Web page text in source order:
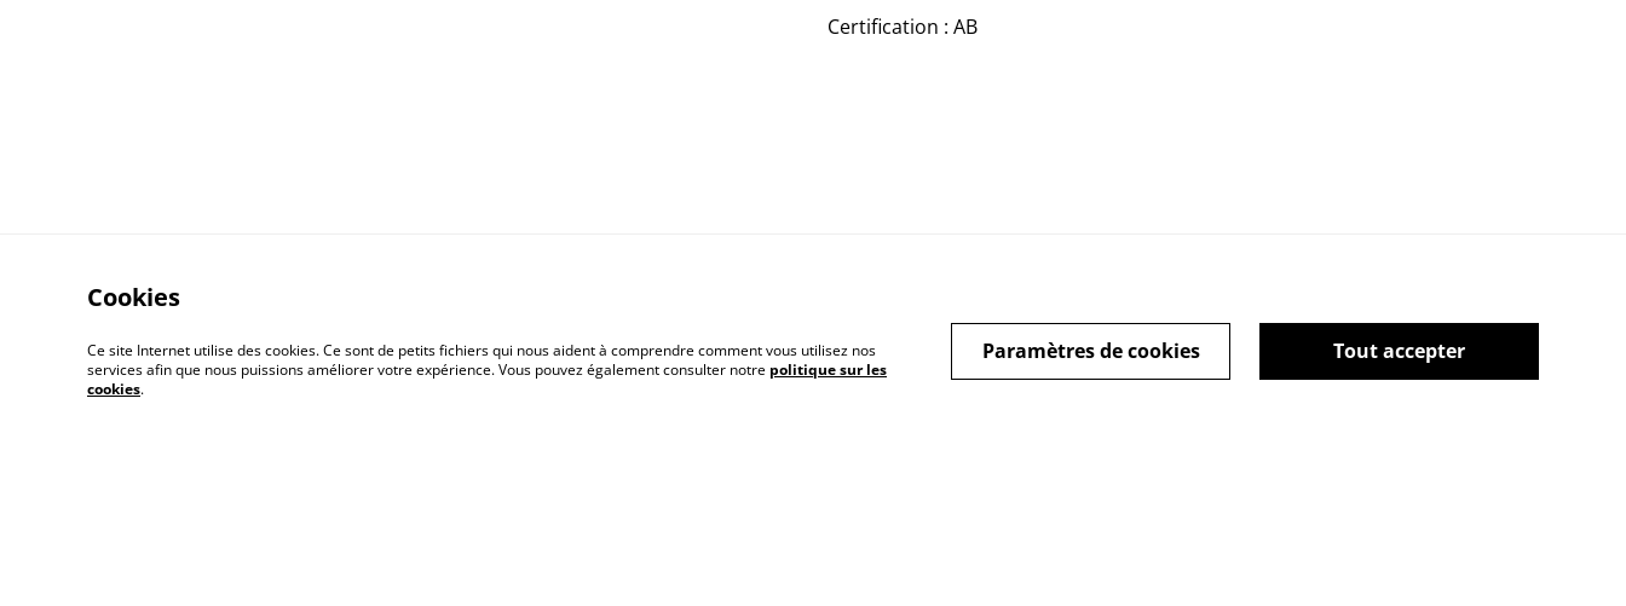
Certification : AB
Cookies
Ce site Internet utilise des cookies. Ce sont de petits fichiers qui nous aident à comprendre comment vous utilisez nos
services afin que nous puissions améliorer votre expérience. Vous pouvez également consulter notre politique sur les
cookies.
Tout accepter
Paramètres de cookies